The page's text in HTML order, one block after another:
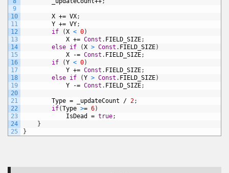
9
10
11
12
13
14
15
16
17
18
19
20
21
22
23
24
25
X += VX;
Y += VY;
if
(X < 0)
X += Const . FIELD_SIZE;
else if (X > Const . FIELD_SIZE)
X
-= Const . FIELD_SIZE;
if
(Y < 0)
Y += Const . FIELD_SIZE;
else if (Y > Const . FIELD_SIZE)
Y
-= Const . FIELD_SIZE;
Type = _updateCount / 2;
if(Type >= 6)
IsDead
= true;
}
}